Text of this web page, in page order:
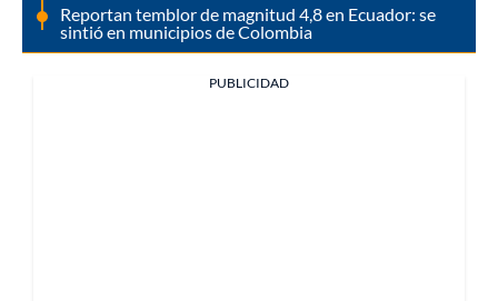
Reportan temblor de magnitud 4,8 en Ecuador: se
sintió en municipios de Colombia
PUBLICIDAD